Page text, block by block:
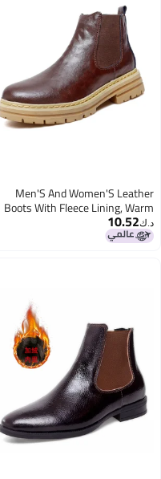
Men'S And Women'S Leather
Boots With Fleece Lining, Warm
Snow Boots, Large Size Couple'S
High-Top Martin Boots, Genuine
د.ك‏10.52